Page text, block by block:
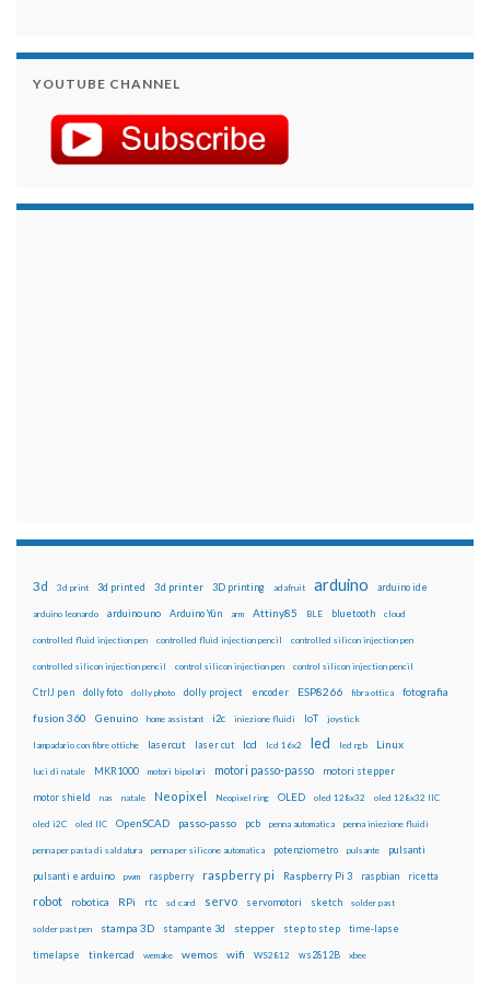
YOUTUBE CHANNEL
3d 3d print 3d printed 3d printer 3D printing adafruit arduino arduino ide
arduino leonardo arduino uno Arduino Yún arm Attiny85 BLE bluetooth cloud
controlled fluid injection pen controlled fluid injection pencil controlled silicon injection pen
controlled silicon injection pencil control silicon injection pen control silicon injection pencil
CtrlJ pen dolly foto dolly photo dolly project encoder ESP8266 fibra ottica fotografia
fusion 360 Genuino home assistant i2c iniezione fluidi IoT joystick
lampadario con fibre ottiche lasercut laser cut lcd lcd 16x2 led led rgb Linux
luci di natale MKR1000 motori bipolari motori passo-passo motori stepper
motor shield nas natale Neopixel Neopixel ring OLED oled 128x32 oled 128x32 IIC
oled i2C oled IIC OpenSCAD passo-passo pcb penna automatica penna iniezione fluidi
penna per pasta di saldatura penna per silicone automatica potenziometro pulsante pulsanti
pulsanti e arduino pwm raspberry raspberry pi Raspberry Pi 3 raspbian ricetta
robot robotica RPi rtc sd card servo servomotori sketch solder past
solder past pen stampa 3D stampante 3d stepper step to step time-lapse
timelapse tinkercad wemake wemos wifi WS2812 ws2812B xbee